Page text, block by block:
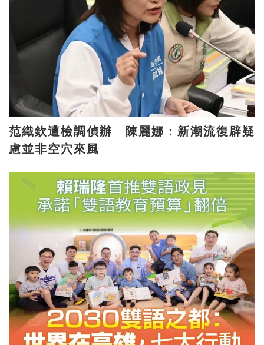
范織欽遭檢調偵辦 陳麗娜：新潮流復辟疑
慮並非空穴來風